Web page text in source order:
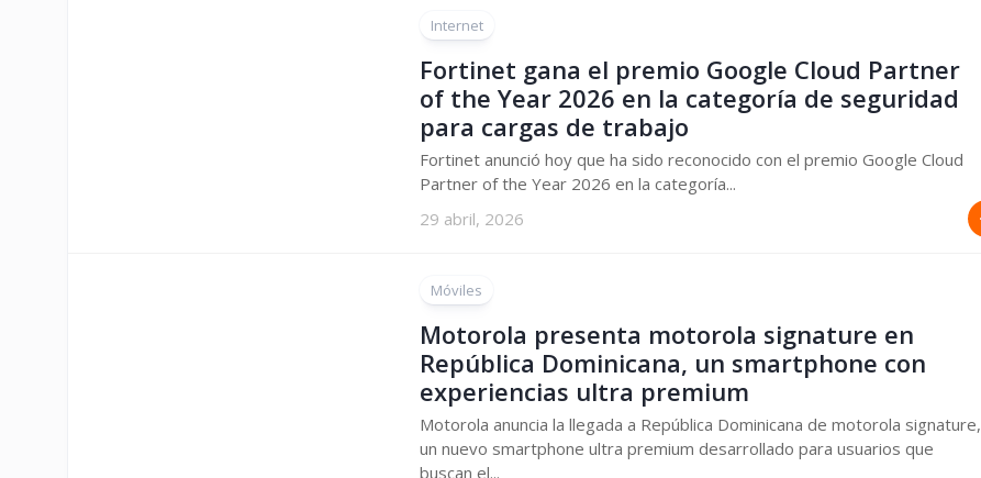
Internet
Fortinet gana el premio Google Cloud Partner
of the Year 2026 en la categoría de seguridad
para cargas de trabajo
Fortinet anunció hoy que ha sido reconocido con el premio Google Cloud
Partner of the Year 2026 en la categoría...
29 abril, 2026
Móviles
Motorola presenta motorola signature en
República Dominicana, un smartphone con
experiencias ultra premium
Motorola anuncia la llegada a República Dominicana de motorola signature,
un nuevo smartphone ultra premium desarrollado para usuarios que
buscan el...